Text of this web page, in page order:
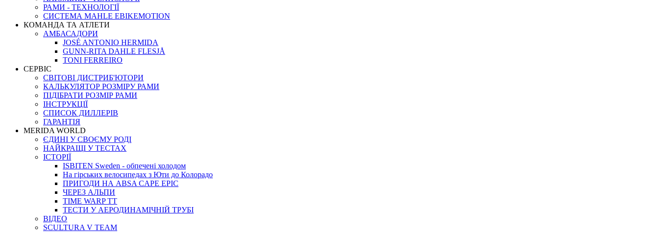
РАМИ - ТЕХНОЛОГІЇ
СИСТЕМА MAHLE EBIKEMOTION
КОМАНДА ТА АТЛЕТИ
АМБАСАДОРИ
JOSÉ ANTONIO HERMIDA
GUNN-RITA DAHLE FLESJÅ
TONI FERREIRO
СЕРВІС
СВІТОВІ ДИСТРИБ'ЮТОРИ
КАЛЬКУЛЯТОР РОЗМIРУ РАМИ
ПІДІБРАТИ РОЗМІР РАМИ
IНСТРУКЦIЇ
СПИСОК ДИЛЛЕРІВ
ГАРАНТIЯ
MERIDA WORLD
ЄДИНI У СВОЄМУ РОДI
НАЙКРАЩІ У ТЕСТАХ
ІСТОРІЇ
ISBITEN Sweden - обпечені холодом
На гірських велосипедах з Юти до Колорадо
ПРИГОДИ НА ABSA CAPE EPIC
ЧЕРЕЗ АЛЬПИ
TIME WARP TT
ТЕСТИ У АЕРОДИНАМІЧНІЙ ТРУБІ
ВІДЕО
SCULTURA V TEAM